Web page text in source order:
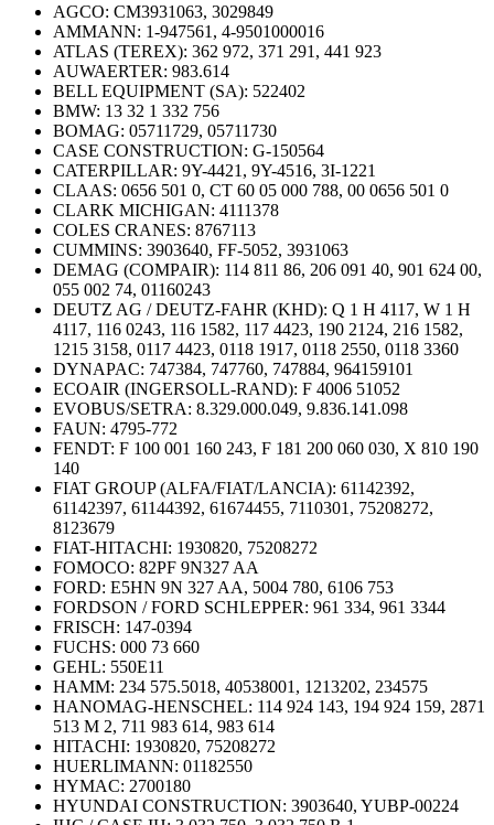
AGCO: CM3931063, 3029849
AMMANN: 1-947561, 4-9501000016
ATLAS (TEREX): 362 972, 371 291, 441 923
AUWAERTER: 983.614
BELL EQUIPMENT (SA): 522402
BMW: 13 32 1 332 756
BOMAG: 05711729, 05711730
CASE CONSTRUCTION: G-150564
CATERPILLAR: 9Y-4421, 9Y-4516, 3I-1221
CLAAS: 0656 501 0, CT 60 05 000 788, 00 0656 501 0
CLARK MICHIGAN: 4111378
COLES CRANES: 8767113
CUMMINS: 3903640, FF-5052, 3931063
DEMAG (COMPAIR): 114 811 86, 206 091 40, 901 624 00,
055 002 74, 01160243
DEUTZ AG / DEUTZ-FAHR (KHD): Q 1 H 4117, W 1 H
4117, 116 0243, 116 1582, 117 4423, 190 2124, 216 1582,
1215 3158, 0117 4423, 0118 1917, 0118 2550, 0118 3360
DYNAPAC: 747384, 747760, 747884, 964159101
ECOAIR (INGERSOLL-RAND): F 4006 51052
EVOBUS/SETRA: 8.329.000.049, 9.836.141.098
FAUN: 4795-772
FENDT: F 100 001 160 243, F 181 200 060 030, X 810 190
140
FIAT GROUP (ALFA/FIAT/LANCIA): 61142392,
61142397, 61144392, 61674455, 7110301, 75208272,
8123679
FIAT-HITACHI: 1930820, 75208272
FOMOCO: 82PF 9N327 AA
FORD: E5HN 9N 327 AA, 5004 780, 6106 753
FORDSON / FORD SCHLEPPER: 961 334, 961 3344
FRISCH: 147-0394
FUCHS: 000 73 660
GEHL: 550E11
HAMM: 234 575.5018, 40538001, 1213202, 234575
HANOMAG-HENSCHEL: 114 924 143, 194 924 159, 2871
513 M 2, 711 983 614, 983 614
HITACHI: 1930820, 75208272
HUERLIMANN: 01182550
HYMAC: 2700180
HYUNDAI CONSTRUCTION: 3903640, YUBP-00224